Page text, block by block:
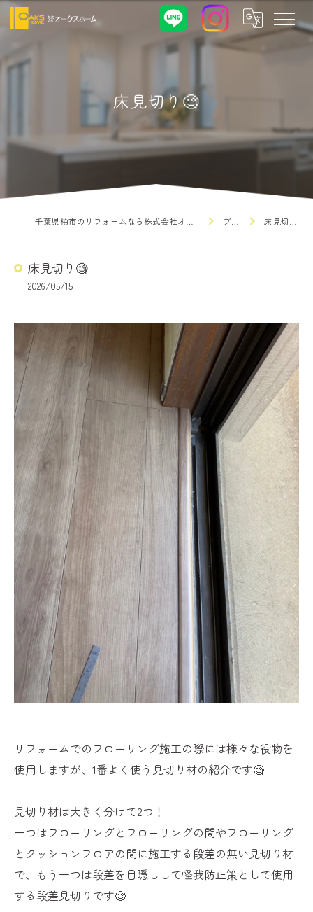
床見切り🧐
ブログ 床見切り🧐
床見切り🧐
2026/05/15
リフォームでのフローリング施工の際には様々な役物を
使用しますが、1番よく使う見切り材の紹介です🧐
見切り材は大きく分けて2つ！
一つはフローリングとフローリングの間やフローリング
とクッションフロアの間に施工する段差の無い見切り材
で、もう一つは段差を目隠しして怪我防止策として使用
する段差見切りです🧐